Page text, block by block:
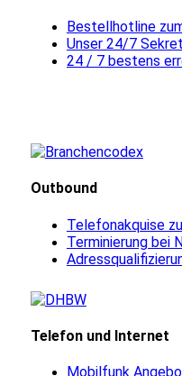
Bestellhotline
Unser 24/7
24 / 7 bestens
Outbound
Telefonakquise
Terminierung bei
Telefon und Internet
Mobilfunk